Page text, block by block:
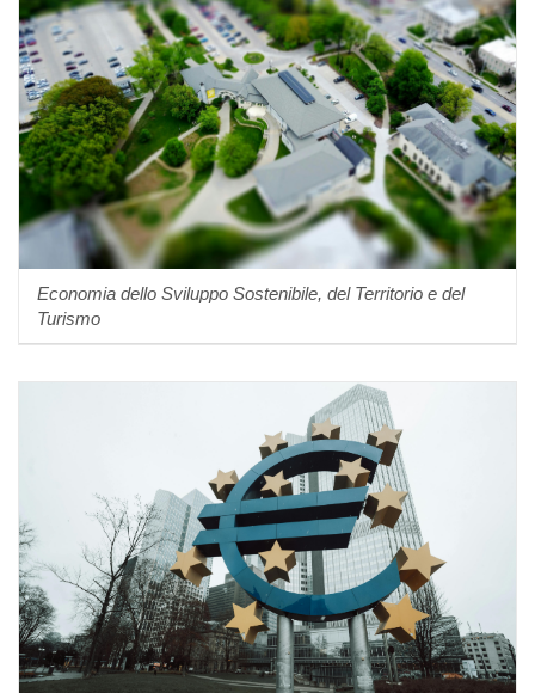
Economia dello Sviluppo Sostenibile, del Territorio e del
Turismo